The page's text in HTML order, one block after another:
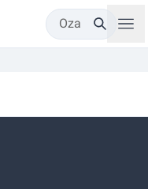
Oza